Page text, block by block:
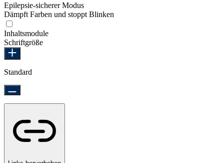
Epilepsie-sicherer Modus
Dämpft Farben und stoppt Blinken
Inhaltsmodule
Schriftgröße
Standard